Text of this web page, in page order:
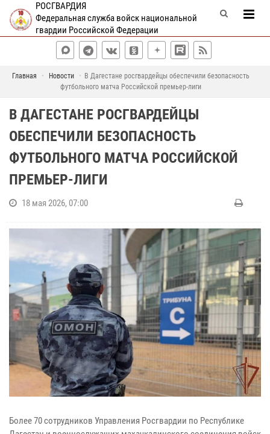
РОСГВАРДИЯ
Федеральная служба войск национальной
гвардии Российской Федерации
Главная Новости
В Дагестане росгвардейцы обеспечили безопасность
футбольного матча Российской премьер-лиги
В ДАГЕСТАНЕ РОСГВАРДЕЙЦЫ
ОБЕСПЕЧИЛИ БЕЗОПАСНОСТЬ
ФУТБОЛЬНОГО МАТЧА РОССИЙСКОЙ
ПРЕМЬЕР-ЛИГИ
18 мая 2026, 07:00
Более 70 сотрудников Управления Росгвардии по Республике